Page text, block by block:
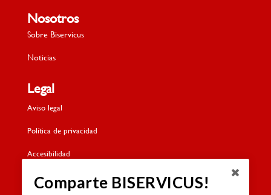
Nosotros
Sobre Biservicus
Noticias
Legal
Aviso legal
Política de privacidad
Accesibilidad
Política de cookies
Comparte BISERVICUS!